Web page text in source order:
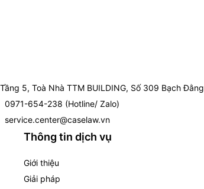
Tầng 5, Toà Nhà TTM BUILDING, Số 309 Bạch
0971-654-238 (Hotline/ Zalo)
service.center@caselaw.vn
Thông tin dịch vụ
Giới thiệu
Giải pháp